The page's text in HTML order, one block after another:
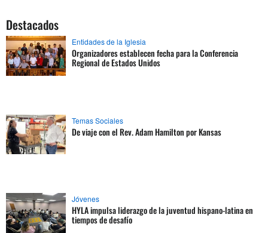
Destacados
Entidades de la Iglesia
Organizadores establecen fecha para la Conferencia
Regional de Estados Unidos
Temas Sociales
De viaje con el Rev. Adam Hamilton por Kansas
Jóvenes
HYLA impulsa liderazgo de la juventud hispano-latina en
tiempos de desafío